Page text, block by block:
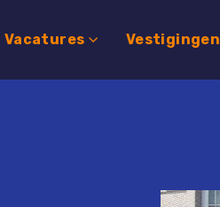
Vacatures Vestigingen